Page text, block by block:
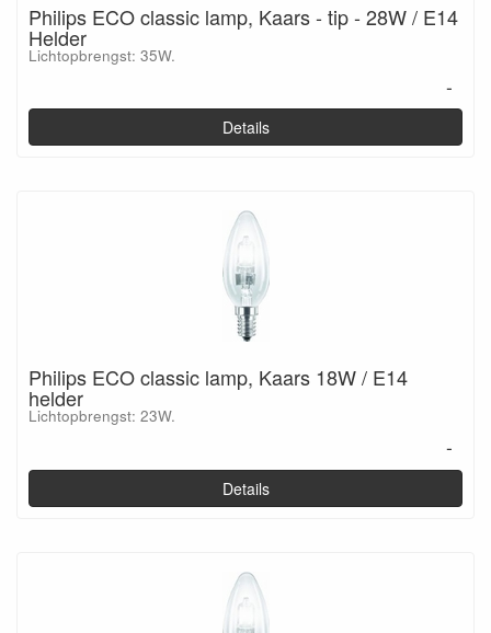
Philips ECO classic lamp, Kaars - tip - 28W / E14
Helder
Lichtopbrengst: 35W.
-
Details
Philips ECO classic lamp, Kaars 18W / E14
helder
Lichtopbrengst: 23W.
-
Details